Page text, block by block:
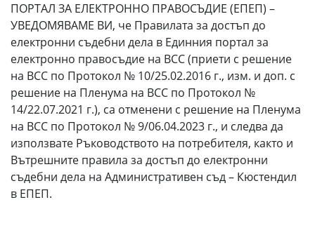
ПОРТАЛ ЗА ЕЛЕКТРОННО ПРАВОСЪДИЕ (ЕПЕП) –
УВЕДОМЯВАМЕ ВИ, че Правилата за достъп до
електронни съдебни дела в Единния портал за
електронно правосъдие на ВСС (приети с решение
на ВСС по Протокол № 10/25.02.2016 г., изм. и доп. с
решение на Пленума на ВСС по Протокол №
14/22.07.2021 г.), са отменени с решение на Пленума
на ВСС по Протокол № 9/06.04.2023 г., и следва да
използвате Ръководството на потребителя, както и
Вътрешните правила за достъп до електронни
съдебни дела на Административен съд – Кюстендил
в ЕПЕП.